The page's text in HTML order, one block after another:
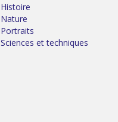
Histoire
Nature
Portraits
Sciences et techniques